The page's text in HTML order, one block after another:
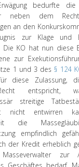
bedurfte
neben dem
an den
zur Klage und
Die KO hat nun diese
zur
1 und 3 des § 124
diese Zulassung,
streitige
nicht entwirren
die
empfindlich
der Kredit erheblich
zur